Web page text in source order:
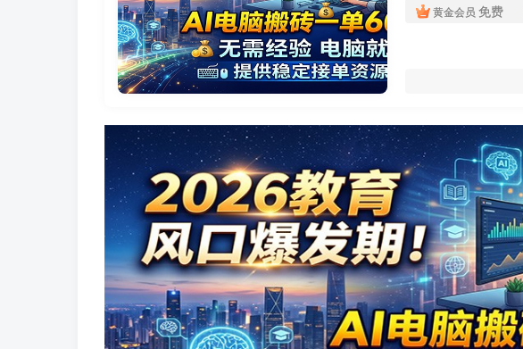
黄金会员 免费